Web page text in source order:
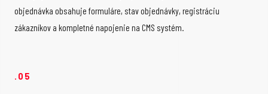
objednávka obsahuje formuláre, stav objednávky, registráciu
zákazníkov a kompletné napojenie na CMS systém.
.05